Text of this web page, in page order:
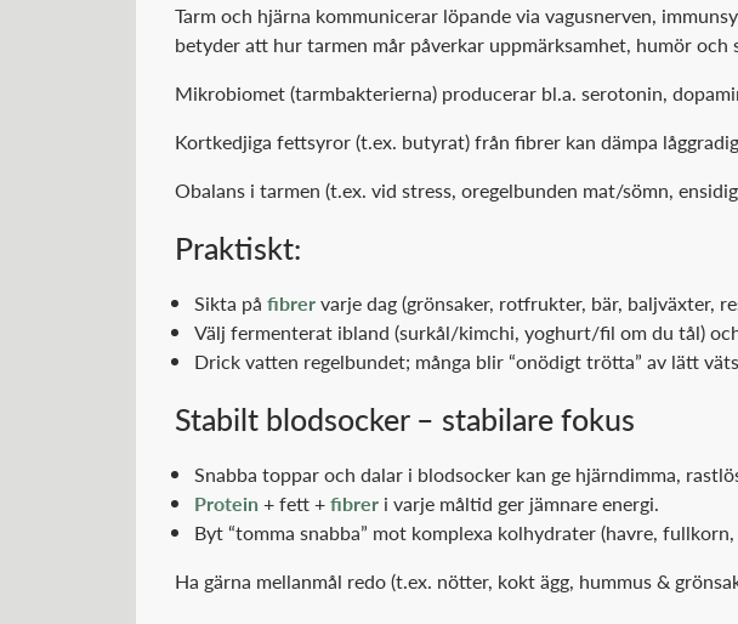
Tarm och hjärna kommunicerar löpande via vagusnerven,
betyder att hur tarmen mår påverkar uppmärksamhet, humör och
Mikrobiomet (tarmbakterierna) producerar bl.a. serotonin,
Kortkedjiga fettsyror (t.ex. butyrat) från fibrer kan dämpa
Obalans i tarmen (t.ex. vid stress, oregelbunden mat/sömn,
Praktiskt:
Sikta på fibrervarje dag (grönsaker, rotfrukter, bär, baljväxter,
Välj fermenterat ibland (surkål/kimchi, yoghurt/fil om du tål)
Drick vatten regelbundet; många blir “onödigt trötta” av lätt
Stabilt blodsocker – stabilare fokus
Snabba toppar och dalar i blodsocker kan ge hjärndimma,
Protein + fett +fibrer i varje måltid ger jämnare energi.
Byt “tomma snabba” mot komplexa kolhydrater (havre,
Ha gärna mellanmål redo (t.ex. nötter, kokt ägg, hummus &